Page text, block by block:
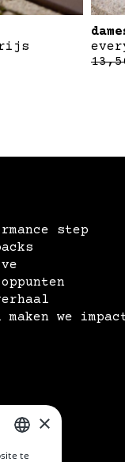
step
maken we
×
te